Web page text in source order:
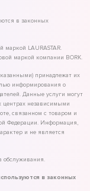
в законных
маркой LAURASTAR.
маркой компании BORK.
принадлежат их
информирования о
Данные услуги могут
центрах независимыми
связанном с товаром и
Федерации. Информация,
и не является
обслуживания.
в законных